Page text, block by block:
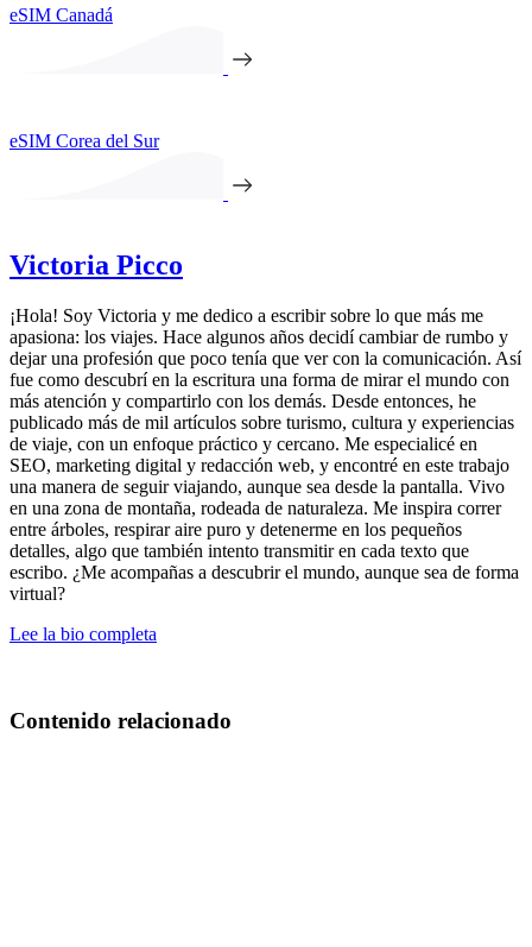
eSIM Canadá
eSIM Corea del Sur
Victoria Picco
¡Hola! Soy Victoria y me dedico a escribir sobre lo que más me
apasiona: los viajes. Hace algunos años decidí cambiar de rumbo y
dejar una profesión que poco tenía que ver con la comunicación. Así
fue como descubrí en la escritura una forma de mirar el mundo con
más atención y compartirlo con los demás. Desde entonces, he
publicado más de mil artículos sobre turismo, cultura y experiencias
de viaje, con un enfoque práctico y cercano. Me especialicé en
SEO, marketing digital y redacción web, y encontré en este trabajo
una manera de seguir viajando, aunque sea desde la pantalla. Vivo
en una zona de montaña, rodeada de naturaleza. Me inspira correr
entre árboles, respirar aire puro y detenerme en los pequeños
detalles, algo que también intento transmitir en cada texto que
escribo. ¿Me acompañas a descubrir el mundo, aunque sea de forma
virtual?
Lee la bio completa
Contenido relacionado